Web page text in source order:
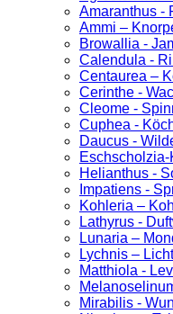
Amaranthus -
Ammi –
Browallia -
Calendula -
Centaurea –
Cerinthe -
Cleome -
Cuphea -
Daucus -
Helianthus -
Impatiens -
Kohleria –
Lathyrus -
Lunaria –
Lychnis –
Matthiola -
Mirabilis -